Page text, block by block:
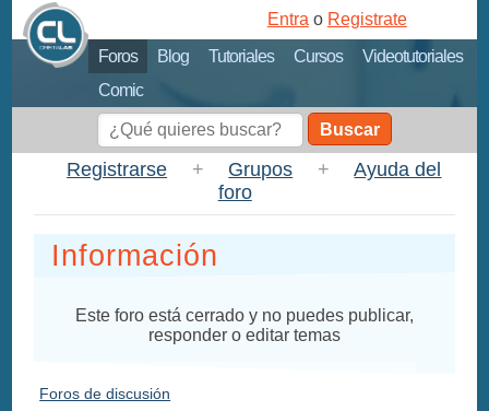
Foros Blog Tutoriales Cursos
Videotutoriales
Comic
Entra o Registrate
Buscar
Registrarse + Grupos +
Ayuda del
foro
Información
Este foro está cerrado y no puedes publicar,
responder o editar temas
Foros de discusión